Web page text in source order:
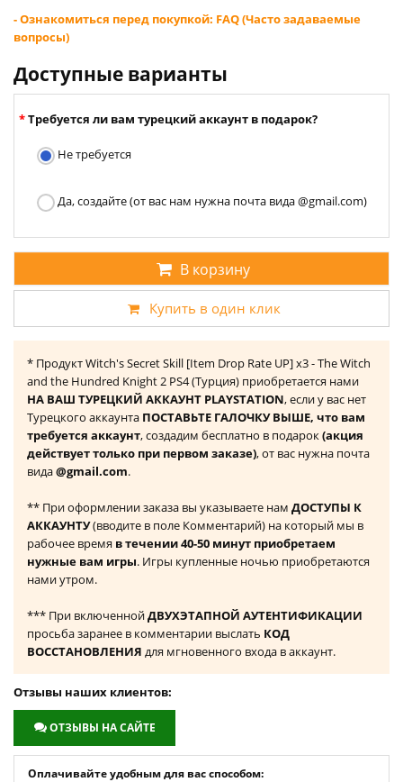
- Ознакомиться перед покупкой: FAQ (Часто задаваемые
вопросы)
Доступные варианты
Требуется ли вам турецкий аккаунт в подарок?
Не требуется
Да, создайте (от вас нам нужна почта вида @gmail.com)
В корзину
Купить в один клик
* Продукт Witch's Secret Skill [Item Drop Rate UP] x3 - The Witch
and the Hundred Knight 2 PS4 (Турция) приобретается нами
НА ВАШ ТУРЕЦКИЙ АККАУНТ PLAYSTATION, если у вас нет
Турецкого аккаунта ПОСТАВЬТЕ ГАЛОЧКУ ВЫШЕ, что вам
требуется аккаунт, создадим бесплатно в подарок(акция
действует только при первом заказе), от вас нужна почта
вида@gmail.com.
** При оформлении заказа вы указываете нам ДОСТУПЫ К
АККАУНТУ(вводите в поле Комментарий) на который мы в
рабочее время в течении 40-50 минут приобретаем
нужные вам игры. Игры купленные ночью приобретаются
нами утром.
*** При включеннойДВУХЭТАПНОЙ АУТЕНТИФИКАЦИИ
просьба заранее в комментарии выслать КОД
ВОССТАНОВЛЕНИЯ для мгновенного входа в аккаунт.
Отзывы наших клиентов:
ОТЗЫВЫ НА САЙТЕ
Оплачивайте удобным для вас способом: